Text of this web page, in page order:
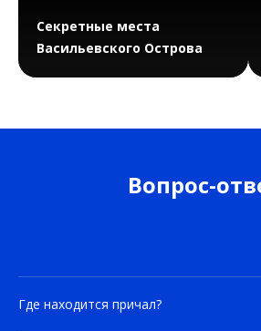
Секретные места
Васильевского Острова
Вопрос-
Где находится причал?